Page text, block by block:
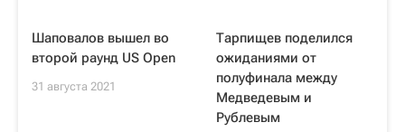
Шаповалов вышел во
второй раунд US Open
31 августа 2021
Тарпищев поделился
ожиданиями от
полуфинала между
Медведевым и
Рублевым